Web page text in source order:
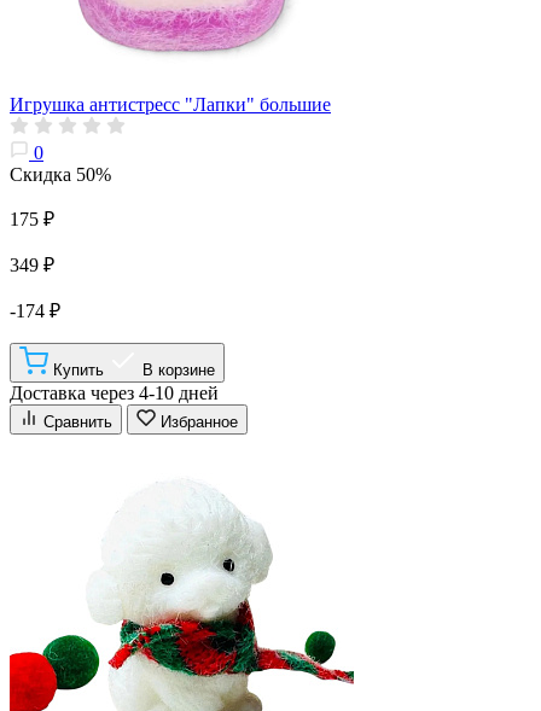
Игрушка антистресс "Лапки" большие
0
Скидка 50%
175 ₽
349 ₽
-174 ₽
Купить В корзине
Доставка через 4-10 дней
Сравнить Избранное